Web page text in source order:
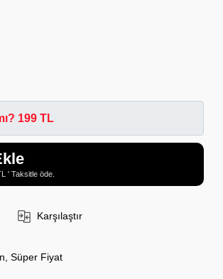
199 TL
' Taksitle öde.
Karşılaştır
Süper Fiyat